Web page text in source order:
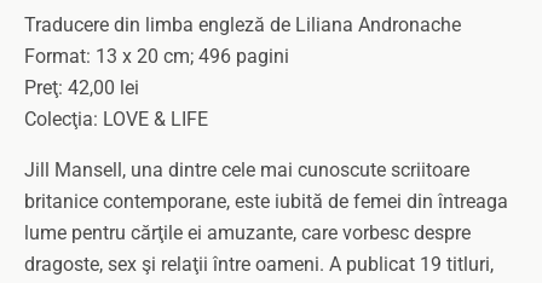
Traducere din limba engleză de Liliana Andronache
Format: 13 x 20 cm; 496 pagini
Preţ: 42,00 lei
Colecţia: LOVE & LIFE
Jill Mansell, una dintre cele mai cunoscute scriitoare
britanice contemporane, este iubită de femei din întreaga
lume pentru cărţile ei amuzante, care vorbesc despre
dragoste, sex şi relaţii între oameni. A publicat 19 titluri,